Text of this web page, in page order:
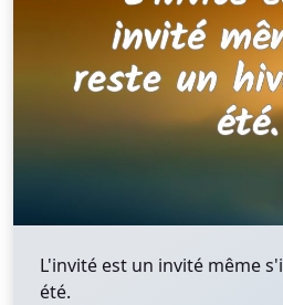
L'invité est un invité même
été.